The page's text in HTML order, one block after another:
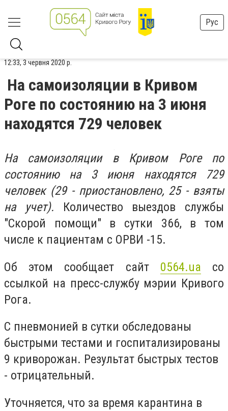
Рус
12:33, 3 червня 2020 р.
На самоизоляции в Кривом
Роге по состоянию на 3 июня
находятся 729 человек
На самоизоляции в Кривом Роге по
состоянию на 3 июня находятся 729
человек (29 - приостановлено, 25 - взяты
на учет). Количество выездов службы
"Скорой помощи" в сутки 366, в том
числе к пациентам с ОРВИ -15.
Об этом сообщает сайт 0564.ua со
ссылкой на пресс-службу мэрии Кривого
Рога.
С пневмонией в сутки обследованы
быстрыми тестами и госпитализированы
9 криворожан. Результат быстрых тестов
- отрицательный.
Уточняется, что за время карантина в